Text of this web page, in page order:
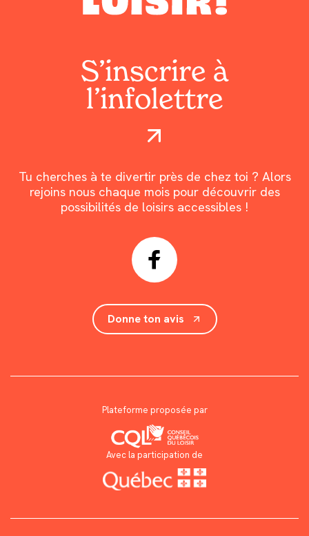
S’inscrire à
l’infolettre
Tu cherches à te divertir près de chez toi ? Alors
rejoins nous chaque mois pour découvrir des
possibilités de loisirs accessibles !
Donne ton avis
Plateforme proposée par
Avec la participation de